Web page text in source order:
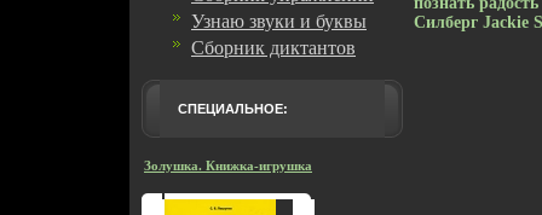
Узнаю звуки и буквы
Сборник диктантов
СПЕЦИАЛЬНОЕ:
Золушка. Книжка-игрушка
Силберг Jackie